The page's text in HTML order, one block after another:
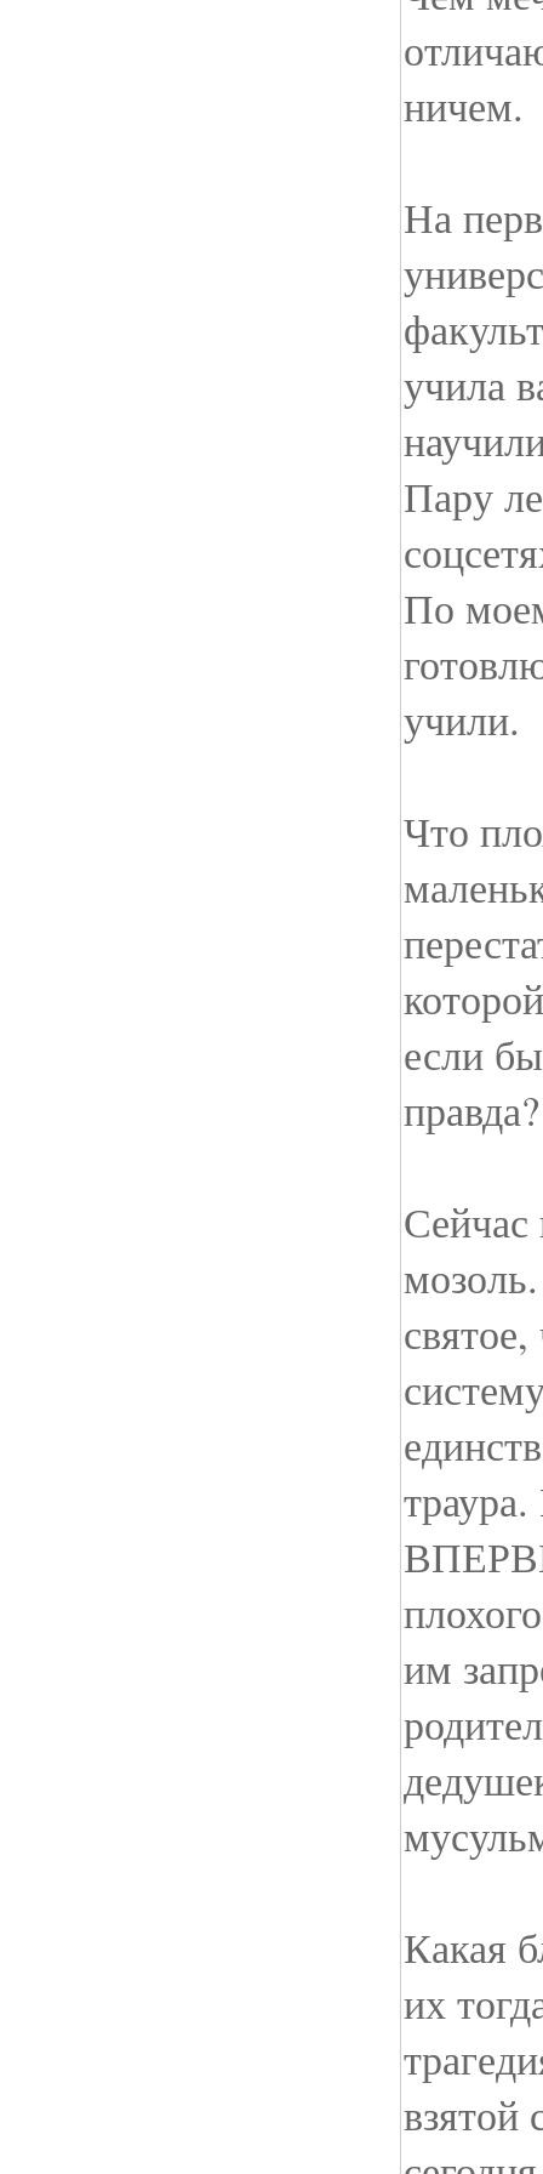
ничем.
На
учила
Пару
По
учили.
Что
если
правда?
им
Какая
их
взятой